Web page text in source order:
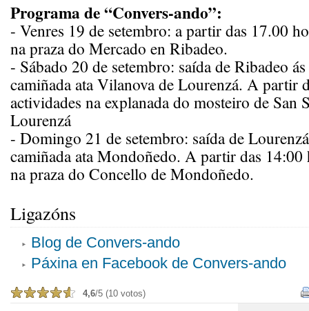
Programa de “Convers-ando”:
- Venres 19 de setembro: a partir das 17.00
na praza do Mercado en Ribadeo.
- Sábado 20 de setembro: saída de Ribadeo
camiñada ata Vilanova de Lourenzá. A partir
actividades na explanada do mosteiro de San
Lourenzá
- Domingo 21 de setembro: saída de
camiñada ata Mondoñedo. A partir das 14:00
na praza do Concello de Mondoñedo.
Ligazóns
Blog de Convers-ando
Páxina en Facebook de Convers-ando
4,6/5 (10 votos)